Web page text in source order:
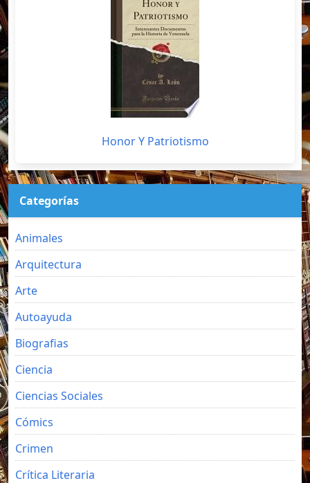
Honor Y Patriotismo
Categorías
Animales
Arquitectura
Arte
Autoayuda
Biografias
Ciencia
Ciencias Sociales
Cómics
Crimen
Crítica Literaria